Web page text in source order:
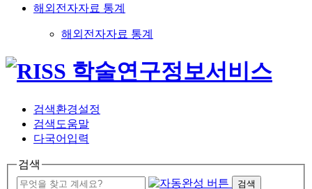
해외전자자료 통계
해외전자자료 통계
검색환경설정
검색도움말
다국어입력
검색
검색